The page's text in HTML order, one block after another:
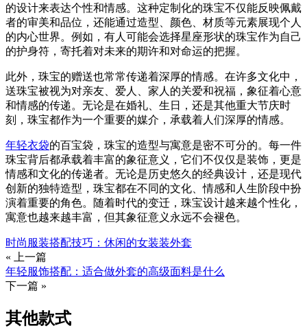
的设计来表达个性和情感。这种定制化的珠宝不仅能反映佩戴
者的审美和品位，还能通过造型、颜色、材质等元素展现个人
的内心世界。例如，有人可能会选择星座形状的珠宝作为自己
的护身符，寄托着对未来的期许和对命运的把握。
此外，珠宝的赠送也常常传递着深厚的情感。在许多文化中，
送珠宝被视为对亲友、爱人、家人的关爱和祝福，象征着心意
和情感的传递。无论是在婚礼、生日，还是其他重大节庆时
刻，珠宝都作为一个重要的媒介，承载着人们深厚的情感。
年轻衣袋的百宝袋，珠宝的造型与寓意是密不可分的。每一件
珠宝背后都承载着丰富的象征意义，它们不仅仅是装饰，更是
情感和文化的传递者。无论是历史悠久的经典设计，还是现代
创新的独特造型，珠宝都在不同的文化、情感和人生阶段中扮
演着重要的角色。随着时代的变迁，珠宝设计越来越个性化，
寓意也越来越丰富，但其象征意义永远不会褪色。
时尚服装搭配技巧：休闲的女装装外套
« 上一篇
年轻服饰搭配：适合做外套的高级面料是什么
下一篇 »
其他款式